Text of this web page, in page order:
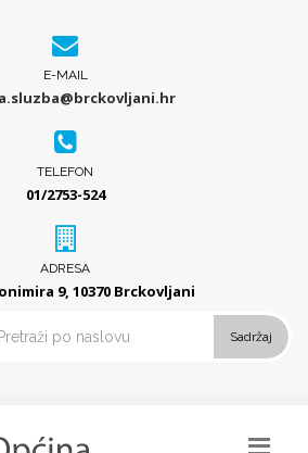
E-MAIL
TELEFON
01/2753-524
ADRESA
9, 10370 Brckovljani
Sadržaj